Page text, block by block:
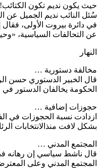
حيث يكون نديم تكون الكتائب!
سُئل النائب نديم الجميل عن
في دائرة بيروت الأولى،
عن التحالفات السياسية،
النهار
مخالفة دستورية …
قال الخبير الدستوري حسن
الحكومة يخالفان الدستور
حجوزات إضافية …
ازدادت نسبة الحجوزات في
بشكل لافت منذالانتخابات
المجتمع المدني …
قال ناشط سياسي إن رهانه
المجتمع المدني وعلى